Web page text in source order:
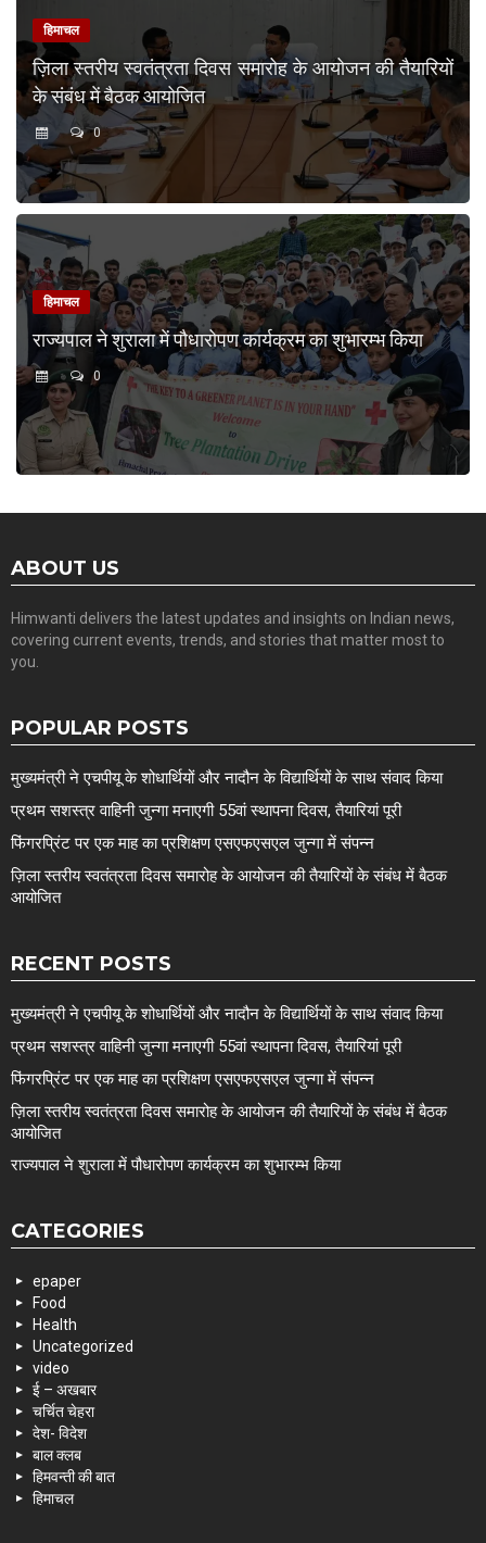
हिमाचल
ज़िला स्तरीय स्वतंत्रता दिवस समारोह के आयोजन की तैयारियों
के संबंध में बैठक आयोजित
0
हिमाचल
राज्यपाल ने शुराला में पौधारोपण कार्यक्रम का शुभारम्भ किया
0
ABOUT US
Himwanti delivers the latest updates and insights on Indian news,
covering current events, trends, and stories that matter most to
you.
POPULAR POSTS
मुख्यमंत्री ने एचपीयू के शोधार्थियों और नादौन के विद्यार्थियों के साथ संवाद किया
प्रथम सशस्त्र वाहिनी जुन्गा मनाएगी 55वां स्थापना दिवस, तैयारियां पूरी
फिंगरप्रिंट पर एक माह का प्रशिक्षण एसएफएसएल जुन्गा में संपन्न
ज़िला स्तरीय स्वतंत्रता दिवस समारोह के आयोजन की तैयारियों के संबंध में बैठक
आयोजित
RECENT POSTS
मुख्यमंत्री ने एचपीयू के शोधार्थियों और नादौन के विद्यार्थियों के साथ संवाद किया
प्रथम सशस्त्र वाहिनी जुन्गा मनाएगी 55वां स्थापना दिवस, तैयारियां पूरी
फिंगरप्रिंट पर एक माह का प्रशिक्षण एसएफएसएल जुन्गा में संपन्न
ज़िला स्तरीय स्वतंत्रता दिवस समारोह के आयोजन की तैयारियों के संबंध में बैठक
आयोजित
राज्यपाल ने शुराला में पौधारोपण कार्यक्रम का शुभारम्भ किया
CATEGORIES
epaper
Food
Health
Uncategorized
video
ई – अखबार
चर्चित चेहरा
देश- विदेश
बाल क्लब
हिमवन्ती की बात
हिमाचल